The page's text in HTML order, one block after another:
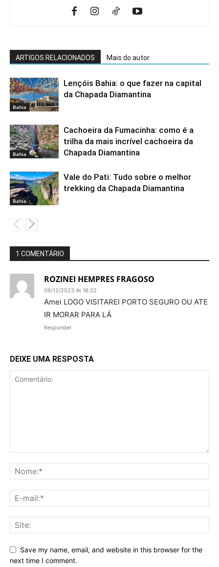
ARTIGOS RELACIONADOS Mais do autor
Bahia
Lençóis Bahia: o que fazer na capital
da Chapada Diamantina
Bahia
Cachoeira da Fumacinha: como é a
trilha da mais incrível cachoeira da
Chapada Diamantina
Bahia
Vale do Pati: Tudo sobre o melhor
trekking da Chapada Diamantina
1 COMENTÁRIO
ROZINEI HEMPRES FRAGOSO
09/12/2023 At 18:22
Amei LOGO VISITAREI PORTO SEGURO OU ATE
IR MORAR PARA LÁ
Responder
DEIXE UMA RESPOSTA
Save my name, email, and website in this browser for the
next time I comment.